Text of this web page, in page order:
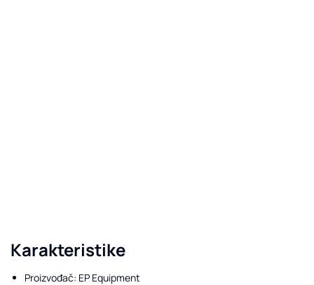
Karakteristike
Proizvođač: EP Equipment